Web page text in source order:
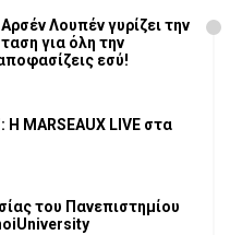
Λουπέν γυρίζει την
για όλη την
το αποφασίζεις εσύ!
Η MARSEAUX LIVE στα
του Πανεπιστημίου